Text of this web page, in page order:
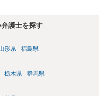
護士を探す
形県 福島県
栃木県 群馬県